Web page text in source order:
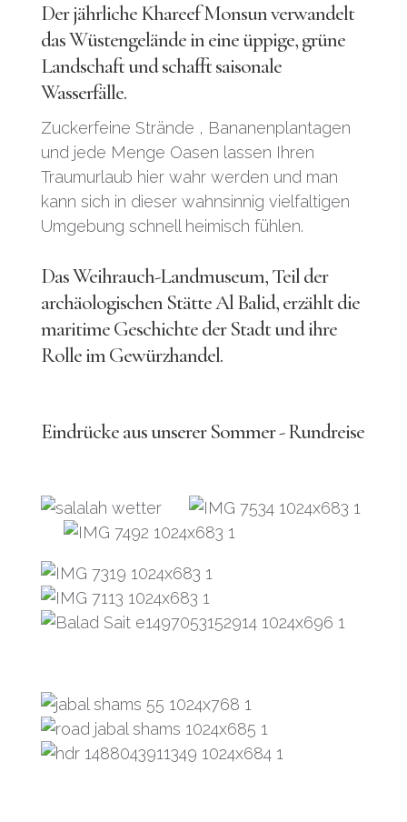
Der jährlicheKhareefMonsun verwandelt
das Wüstengelände in eine üppige, grüne
Landschaft und schafft saisonale
Wasserfälle.
Zuckerfeine Strände , Bananenplantagen
und jede Menge Oasen lassen Ihren
Traumurlaub hier wahr werden und man
kann sich in dieser wahnsinnig vielfaltigen
Umgebung schnell heimisch fühlen.
Das Weihrauch-Landmuseum, Teil der
archäologischen Stätte Al Balid, erzählt die
maritime Geschichte der Stadt und ihre
Rolle im Gewürzhandel.
Eindrücke aus unserer Sommer - Rundreise